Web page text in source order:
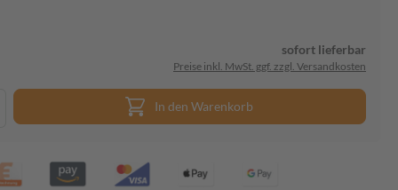
sofort lieferbar
Preise inkl. MwSt. ggf. zzgl. Versandkosten
In den Warenkorb